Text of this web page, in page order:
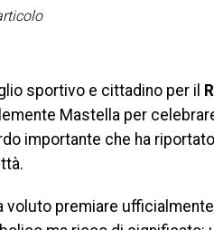
sportivo e cittadino per il
Mastella per
importante che ha
voluto premiare